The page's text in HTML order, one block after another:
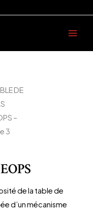
de la table de
d’un mécanisme